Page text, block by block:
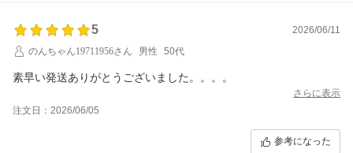
5
2026/06/11
のんちゃん19711956さん
男性 50代
素早い発送ありがとうございました。。。。
さらに表示
注文日：2026/06/05
参考になった